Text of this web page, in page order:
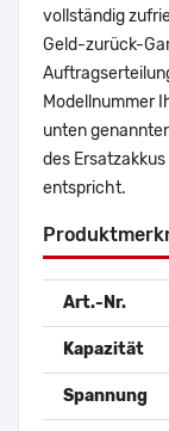
vollständig
Geld-zurück-
Modellnummer
unten
des
entspricht.
Art.-Nr.
Kapazität
Spannung